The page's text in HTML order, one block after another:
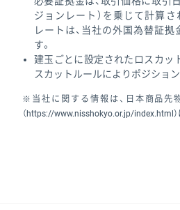
ジョンレート）を乗じて計算
レートは、当社の外国為替証
す。
建玉ごとに設定されたロスカッ
スカットルールによりポジショ
※当社に関する情報は、日本商品先
（https://www.nisshokyo.or.jp/index.html）